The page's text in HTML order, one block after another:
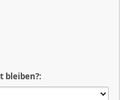
bleiben?: